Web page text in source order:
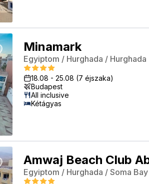
Minamark
Egyiptom / Hurghada / Hurghada
18.08 - 25.08 (7 éjszaka)
Budapest
All inclusive
Kétágyas
Amwaj Beach Club
Egyiptom / Hurghada / Soma Bay